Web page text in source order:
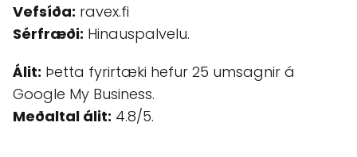
Vefsíða: ravex.fi
Sérfræði: Hinauspalvelu.
Álit: Þetta fyrirtæki hefur 25 umsagnir á
Google My Business.
Meðaltal álit: 4.8/5.